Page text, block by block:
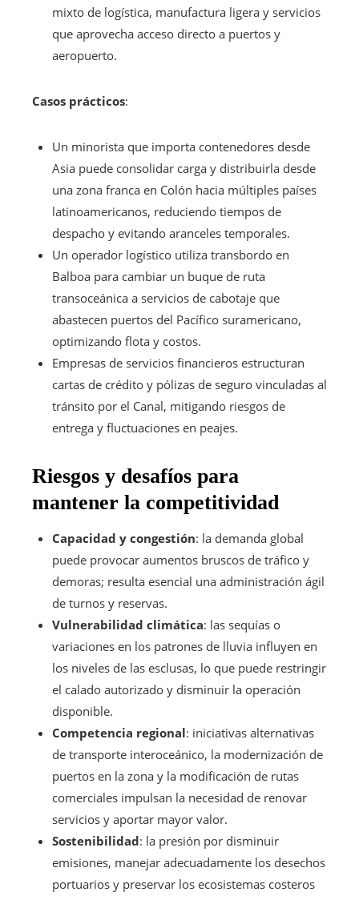
mixto de logística, manufactura ligera y servicios
que aprovecha acceso directo a puertos y
aeropuerto.
Casos prácticos:
Un minorista que importa contenedores desde
Asia puede consolidar carga y distribuirla desde
una zona franca en Colón hacia múltiples países
latinoamericanos, reduciendo tiempos de
despacho y evitando aranceles temporales.
Un operador logístico utiliza transbordo en
Balboa para cambiar un buque de ruta
transoceánica a servicios de cabotaje que
abastecen puertos del Pacífico suramericano,
optimizando flota y costos.
Empresas de servicios financieros estructuran
cartas de crédito y pólizas de seguro vinculadas al
tránsito por el Canal, mitigando riesgos de
entrega y fluctuaciones en peajes.
Riesgos y desafíos para
mantener la competitividad
Capacidad y congestión: la demanda global
puede provocar aumentos bruscos de tráfico y
demoras; resulta esencial una administración ágil
de turnos y reservas.
Vulnerabilidad climática: las sequías o
variaciones en los patrones de lluvia influyen en
los niveles de las esclusas, lo que puede restringir
el calado autorizado y disminuir la operación
disponible.
Competencia regional: iniciativas alternativas
de transporte interoceánico, la modernización de
puertos en la zona y la modificación de rutas
comerciales impulsan la necesidad de renovar
servicios y aportar mayor valor.
Sostenibilidad: la presión por disminuir
emisiones, manejar adecuadamente los desechos
portuarios y preservar los ecosistemas costeros